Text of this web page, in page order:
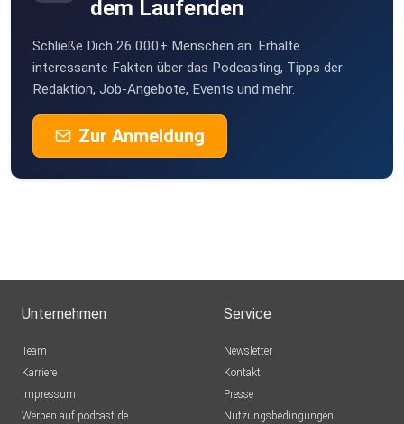
Podcast "Kreative Krise":
www.instagram.com/kreative.krise und
https://kreative-krise.de
zum Zine-Tausch findest du wie immer auf zines.fm.
dem Laufenden
Schließe Dich 26.000+ Menschen an. Erhalte
interessante Fakten über das Podcasting, Tipps der
Redaktion, Job-Angebote, Events und mehr.
Zur Anmeldung
Unternehmen
Team
Karriere
Impressum
Werben auf podcast.de
Service
Newsletter
Kontakt
Presse
Nutzungsbedingungen